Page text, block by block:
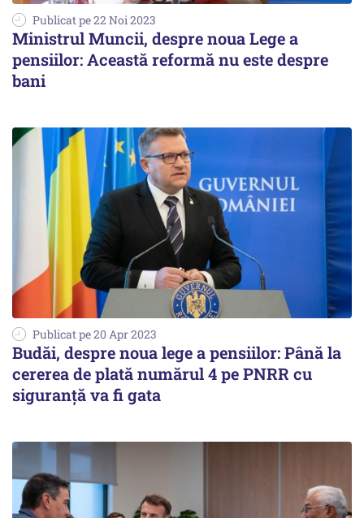
Publicat pe 22 Noi 2023
Ministrul Muncii, despre noua Lege a
pensiilor: Această reformă nu este despre
bani
Publicat pe 20 Apr 2023
Budăi, despre noua lege a pensiilor: Până la
cererea de plată numărul 4 pe PNRR cu
siguranţă va fi gata